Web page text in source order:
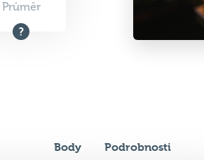
Průměr
Body Podrobnosti